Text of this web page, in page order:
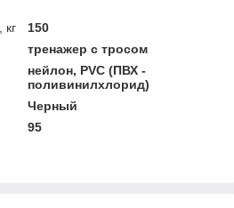
кг
150
тренажер с тросом
нейлон, PVC (ПВХ -
поливинилхлорид)
Черный
95